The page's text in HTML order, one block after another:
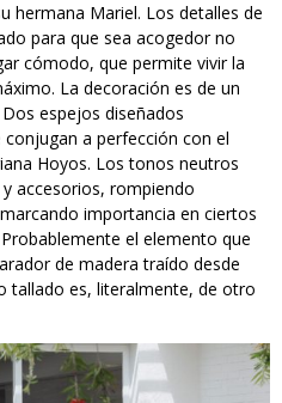
hermana Mariel. Los detalles de
para que sea acogedor no
cómodo, que permite vivir la
La decoración es de un
espejos diseñados
a perfección con el
Hoyos. Los tonos neutros
accesorios, rompiendo
importancia en ciertos
el elemento que
de madera traído desde
tallado es, literalmente, de otro